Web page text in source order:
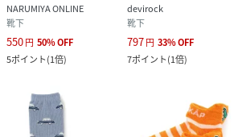
NARUMIYA ONLINE
靴下
550円 50%OFF
5ポイント(1倍)
devirock
靴下
797円 33%OFF
7ポイント(1倍)